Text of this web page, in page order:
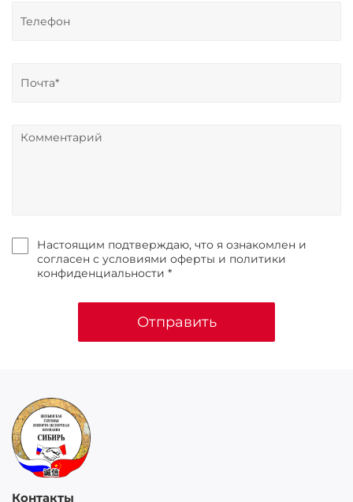
Настоящим подтверждаю, что я ознакомлен и
согласен с условиями оферты и политики
конфиденциальности *
Отправить
Контакты